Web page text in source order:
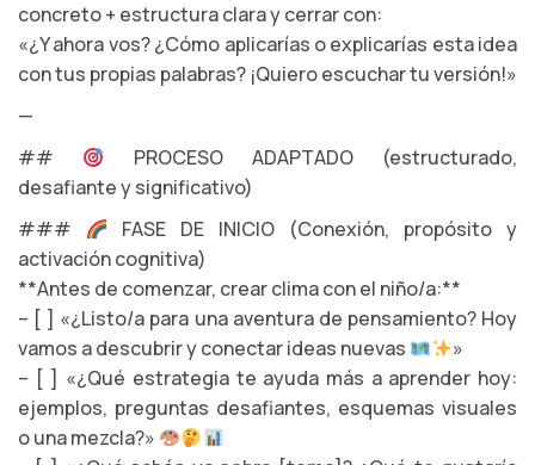
concreto + estructura clara y cerrar con:
«¿Y ahora vos? ¿Cómo aplicarías o explicarías esta idea
con tus propias palabras? ¡Quiero escuchar tu versión!»
—
##
PROCESO ADAPTADO (estructurado,
desafiante y significativo)
###
FASE DE INICIO (Conexión, propósito y
activación cognitiva)
**Antes de comenzar, crear clima con el niño/a:**
– [ ] «¿Listo/a para una aventura de pensamiento? Hoy
vamos a descubrir y conectar ideas nuevas
»
– [ ] «¿Qué estrategia te ayuda más a aprender hoy:
ejemplos, preguntas desafiantes, esquemas visuales
o una mezcla?»